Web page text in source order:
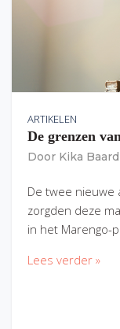
ARTIKELEN
De grenzen
Door Kika
De twee nieuwe
zorgden deze
in het Marengo-
Lees verder »